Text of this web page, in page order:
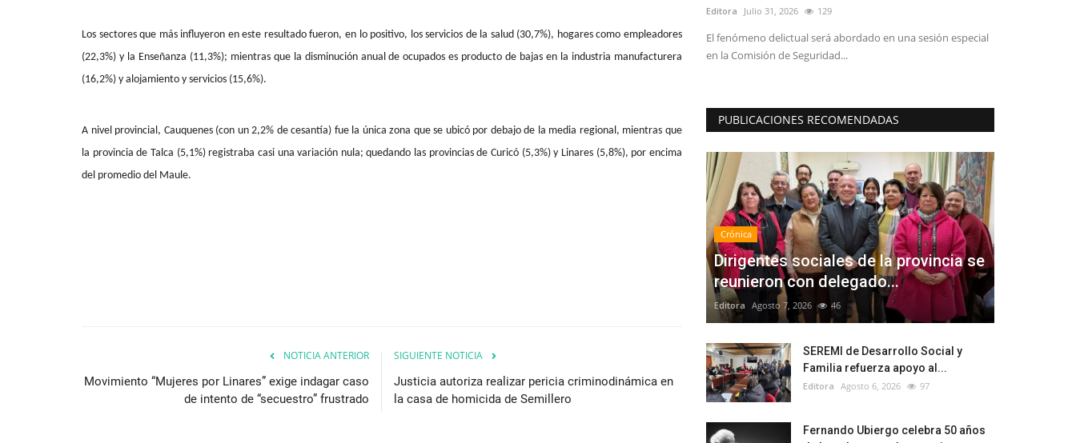
Los sectores que más influyeron en este resultado fueron, en lo positivo, los servicios de la salud (30,7%), hogares como empleadores
(22,3%) y la Enseñanza (11,3%); mientras que la disminución anual de ocupados es producto de bajas en la industria manufacturera
(16,2%) y alojamiento y servicios (15,6%).
A nivel provincial, Cauquenes (con un 2,2% de cesantía) fue la única zona que se ubicó por debajo de la media regional, mientras que
la provincia de Talca (5,1%) registraba casi una variación nula; quedando las provincias de Curicó (5,3%) y Linares (5,8%), por encima
del promedio del Maule.
NOTICIA ANTERIOR
Movimiento “Mujeres por Linares” exige indagar caso
de intento de “secuestro” frustrado
SIGUIENTE NOTICIA
Justicia autoriza realizar pericia criminodinámica en
la casa de homicida de Semillero
El INDH actúa como querellante en el caso, conocido como
“Operación Topógrafo”,...
Los hechos se produjeron cerca de las 02:00 de esta
madrugada en calle Januario...
Editora Julio 31, 2026 129
El fenómeno delictual será abordado en una sesión especial
en la Comisión de Seguridad...
PUBLICACIONES RECOMENDADAS
Crónica
Dirigentes sociales de la provincia se
reunieron con delegado...
Editora Agosto 7, 2026 46
SEREMI de Desarrollo Social y
Familia refuerza apoyo al...
Editora Agosto 6, 2026 97
Fernando Ubiergo celebra 50 años